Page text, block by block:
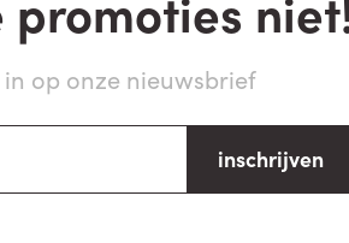
op onze nieuwsbrief
inschrijven